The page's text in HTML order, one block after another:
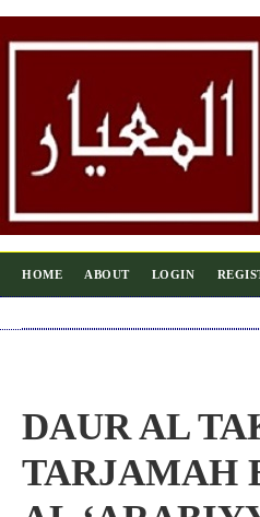
HOME ABOUT LOGIN
DAUR AL
TARJAMAH